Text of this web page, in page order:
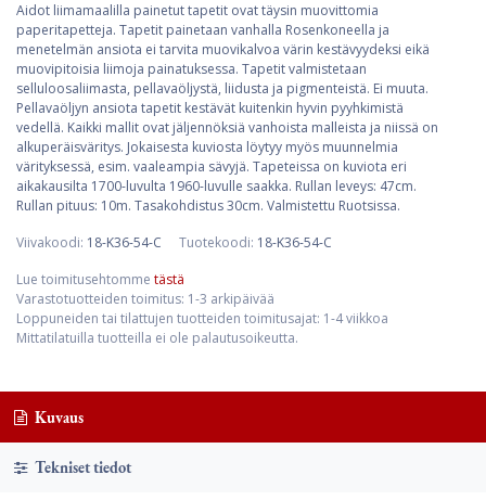
Aidot liimamaalilla painetut tapetit ovat täysin muovittomia
paperitapetteja. Tapetit painetaan vanhalla Rosenkoneella ja
menetelmän ansiota ei tarvita muovikalvoa värin kestävyydeksi eikä
muovipitoisia liimoja painatuksessa. Tapetit valmistetaan
selluloosaliimasta, pellavaöljystä, liidusta ja pigmenteistä. Ei muuta.
Pellavaöljyn ansiota tapetit kestävät kuitenkin hyvin pyyhkimistä
vedellä. Kaikki mallit ovat jäljennöksiä vanhoista malleista ja niissä on
alkuperäisväritys. Jokaisesta kuviosta löytyy myös muunnelmia
värityksessä, esim. vaaleampia sävyjä. Tapeteissa on kuviota eri
aikakausilta 1700-luvulta 1960-luvulle saakka. Rullan leveys: 47cm.
Rullan pituus: 10m. Tasakohdistus 30cm. Valmistettu Ruotsissa.
Viivakoodi: 18-K36-54-C Tuotekoodi: 18-K36-54-C
Lue toimitusehtomme tästä
Varastotuotteiden toimitus: 1-3 arkipäivää
Loppuneiden tai tilattujen tuotteiden toimitusajat: 1-4 viikkoa
Mittatilatuilla tuotteilla ei ole palautusoikeutta.
Kuvaus
Tekniset tiedot